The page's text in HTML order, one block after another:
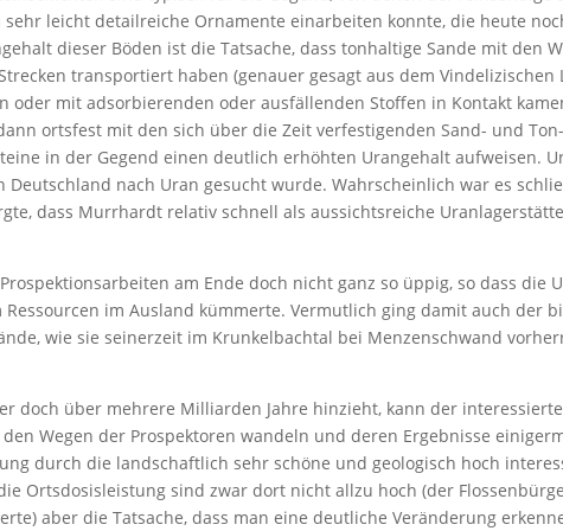
leicht detailreiche Ornamente einarbeiten konnte, die heute
dieser Böden ist die Tatsache, dass tonhaltige Sande mit den
transportiert haben (genauer gesagt aus dem Vindelizischen
oder mit adsorbierenden oder ausfällenden Stoffen in Kontakt
ortsfest mit den sich über die Zeit verfestigenden Sand- und
in der Gegend einen deutlich erhöhten Urangehalt aufweisen.
nach Uran gesucht wurde. Wahrscheinlich war es
dass Murrhardt relativ schnell als aussichtsreiche
am Ende doch nicht ganz so üppig, so dass die
im Ausland kümmerte. Vermutlich ging damit auch der
wie sie seinerzeit im Krunkelbachtal bei Menzenschwand
doch über mehrere Milliarden Jahre hinzieht, kann der
Wegen der Prospektoren wandeln und deren Ergebnisse
durch die landschaftlich sehr schöne und geologisch hoch
Ortsdosisleistung sind zwar dort nicht allzu hoch (der
aber die Tatsache, dass man eine deutliche Veränderung